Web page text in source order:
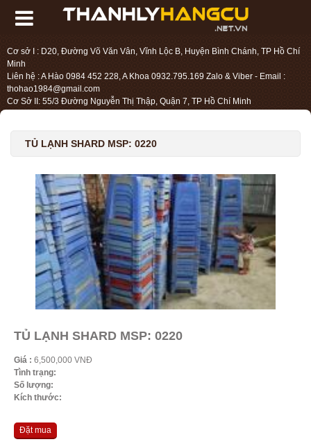
Cơ sở I : D20, Đường Võ Văn Vân, Vĩnh Lộc B, Huyện Bình Chánh, TP Hồ Chí
Minh
Liên hệ : A Hào 0984 452 228, A Khoa 0932.795.169 Zalo & Viber - Email :
thohao1984@gmail.com
Cơ Sở II: 55/3 Đường Nguyễn Thị Thập, Quận 7, TP Hồ Chí Minh
TỦ LẠNH SHARD MSP: 0220
TỦ LẠNH SHARD MSP: 0220
Giá : 6,500,000 VNĐ
Tình trạng:
Số lượng:
Kích thước:
Đặt mua